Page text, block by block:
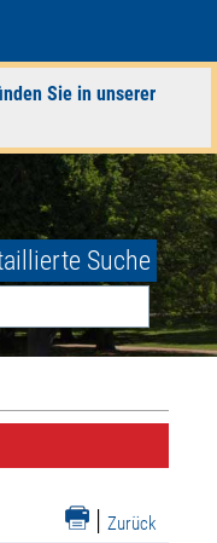
Sie in unserer
Suche
| Zurück